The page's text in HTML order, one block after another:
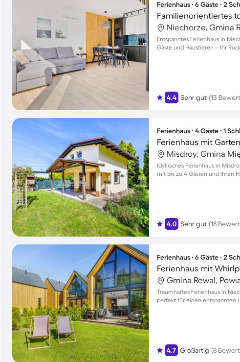
Ferienhaus ∙ 6 Gäste ∙ 2
Niechorze, Gmina
Entspanntes Ferienhaus in
Gäste und Haustieren – Ihr
4.4 Sehr gut (13
Ferienhaus ∙ 4 Gäste ∙ 1
Ferienhaus mit
Misdroy, Gmina
Idyllisches Ferienhaus in
mit bis zu 4 Gästen und Ihren
4.0 Sehr gut (18
Ferienhaus ∙ 6 Gäste ∙ 2
Ferienhaus mit
Gmina Rewal,
Traumhaftes Ferienhaus in
perfekt für einen entspannten
4.7 Großartig (8